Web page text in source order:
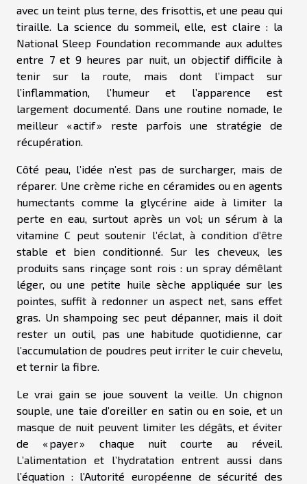
avec un teint plus terne, des frisottis, et une peau qui
tiraille. La science du sommeil, elle, est claire : la
National Sleep Foundation recommande aux adultes
entre 7 et 9 heures par nuit, un objectif difficile à
tenir sur la route, mais dont l’impact sur
l’inflammation, l’humeur et l’apparence est
largement documenté. Dans une routine nomade, le
meilleur « actif » reste parfois une stratégie de
récupération.
Côté peau, l’idée n’est pas de surcharger, mais de
réparer. Une crème riche en céramides ou en agents
humectants comme la glycérine aide à limiter la
perte en eau, surtout après un vol; un sérum à la
vitamine C peut soutenir l’éclat, à condition d’être
stable et bien conditionné. Sur les cheveux, les
produits sans rinçage sont rois : un spray démêlant
léger, ou une petite huile sèche appliquée sur les
pointes, suffit à redonner un aspect net, sans effet
gras. Un shampoing sec peut dépanner, mais il doit
rester un outil, pas une habitude quotidienne, car
l’accumulation de poudres peut irriter le cuir chevelu,
et ternir la fibre.
Le vrai gain se joue souvent la veille. Un chignon
souple, une taie d’oreiller en satin ou en soie, et un
masque de nuit peuvent limiter les dégâts, et éviter
de « payer » chaque nuit courte au réveil.
L’alimentation et l’hydratation entrent aussi dans
l’équation : l’Autorité européenne de sécurité des